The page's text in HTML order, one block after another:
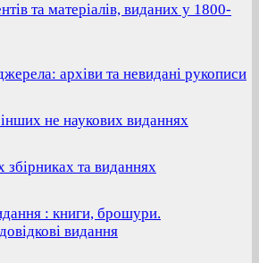
та матеріалів, виданих у 1800-
архіви та невидані рукописи
інших не наукових виданнях
збірниках та виданнях
: книги, брошури.
видання